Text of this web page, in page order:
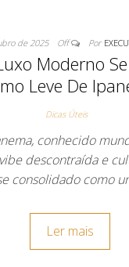
de 2025 Off Por
Moderno
Leve De
Dicas Úteis
conhecido
descontraída e
consolidado como
Ler mais